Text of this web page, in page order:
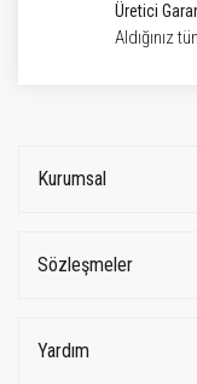
Üretici
Aldığınız
Kurumsal
Sözleşmeler
Yardım